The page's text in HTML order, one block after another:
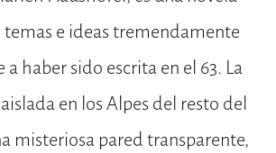
temas e ideas tremendamente
a haber sido escrita en el 63. La
en los Alpes del resto del
misteriosa pared transparente,